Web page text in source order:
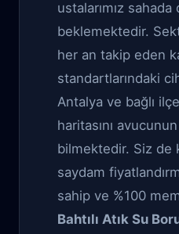
ustalarımız sahada
beklemektedir.
her an takip eden
standartlarındaki
Antalya ve bağlı
haritasını
bilmektedir. Siz de
saydam
sahip ve %100
Bahtılı Atık Su